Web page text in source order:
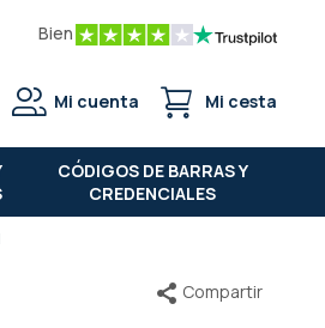
Bien
Mi cuenta Mi cesta
CÓDIGOS DE BARRAS Y
CREDENCIALES
Compartir